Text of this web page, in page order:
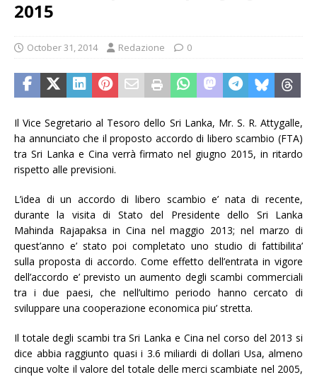
2015
October 31, 2014 Redazione 0
Il Vice Segretario al Tesoro dello Sri Lanka, Mr. S. R. Attygalle,
ha annunciato che il proposto accordo di libero scambio (FTA)
tra Sri Lanka e Cina verrà firmato nel giugno 2015, in ritardo
rispetto alle previsioni.
L’idea di un accordo di libero scambio e’ nata di recente,
durante la visita di Stato del Presidente dello Sri Lanka
Mahinda Rajapaksa in Cina nel maggio 2013; nel marzo di
quest’anno e’ stato poi completato uno studio di fattibilita’
sulla proposta di accordo. Come effetto dell’entrata in vigore
dell’accordo e’ previsto un aumento degli scambi commerciali
tra i due paesi, che nell’ultimo periodo hanno cercato di
sviluppare una cooperazione economica piu’ stretta.
Il totale degli scambi tra Sri Lanka e Cina nel corso del 2013 si
dice abbia raggiunto quasi i 3.6 miliardi di dollari Usa, almeno
cinque volte il valore del totale delle merci scambiate nel 2005,